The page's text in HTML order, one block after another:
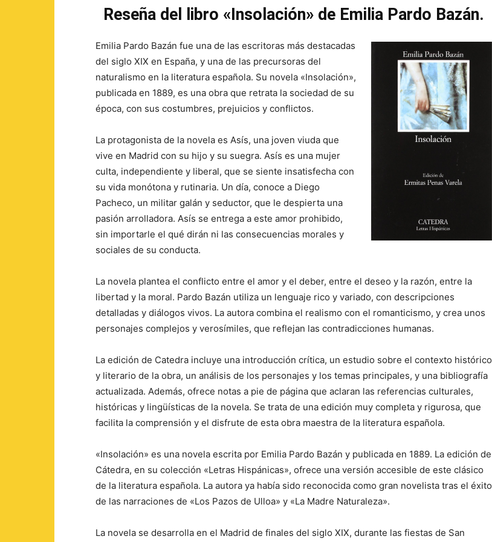
Reseña del libro «Insolación» de Emilia Pardo Bazán.
Emilia Pardo Bazán fue una de las escritoras más destacadas
del siglo XIX en España, y una de las precursoras del
naturalismo en la literatura española. Su novela «Insolación»,
publicada en 1889, es una obra que retrata la sociedad de su
época, con sus costumbres, prejuicios y conflictos.
La protagonista de la novela es Asís, una joven viuda que
vive en Madrid con su hijo y su suegra. Asís es una mujer
culta, independiente y liberal, que se siente insatisfecha con
su vida monótona y rutinaria. Un día, conoce a Diego
Pacheco, un militar galán y seductor, que le despierta una
pasión arrolladora. Asís se entrega a este amor prohibido,
sin importarle el qué dirán ni las consecuencias morales y
sociales de su conducta.
La novela plantea el conflicto entre el amor y el deber, entre el deseo y la razón, entre la
libertad y la moral. Pardo Bazán utiliza un lenguaje rico y variado, con descripciones
detalladas y diálogos vivos. La autora combina el realismo con el romanticismo, y crea unos
personajes complejos y verosímiles, que reflejan las contradicciones humanas.
La edición de Catedra incluye una introducción crítica, un estudio sobre el contexto histórico
y literario de la obra, un análisis de los personajes y los temas principales, y una bibliografía
actualizada. Además, ofrece notas a pie de página que aclaran las referencias culturales,
históricas y lingüísticas de la novela. Se trata de una edición muy completa y rigurosa, que
facilita la comprensión y el disfrute de esta obra maestra de la literatura española.
«Insolación» es una novela escrita por Emilia Pardo Bazán y publicada en 1889. La edición de
Cátedra, en su colección «Letras Hispánicas», ofrece una versión accesible de este clásico
de la literatura española. La autora ya había sido reconocida como gran novelista tras el éxito
de las narraciones de «Los Pazos de Ulloa» y «La Madre Naturaleza».
La novela se desarrolla en el Madrid de finales del siglo XIX, durante las fiestas de San